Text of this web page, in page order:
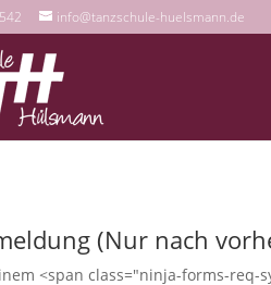
info@tanzschule-huelsmann.de
(Nur nach
<span class="ninja-forms-